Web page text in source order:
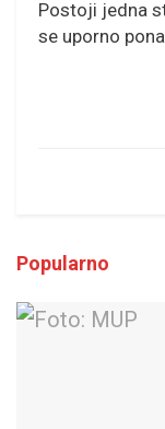
Postoji jedna
se uporno
Popularno